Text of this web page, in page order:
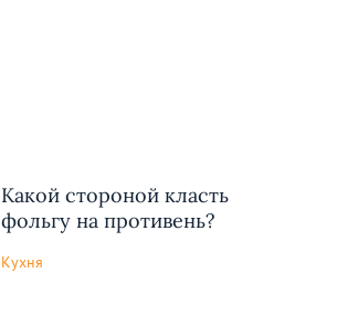
Какой стороной класть
фольгу на противень?
Кухня